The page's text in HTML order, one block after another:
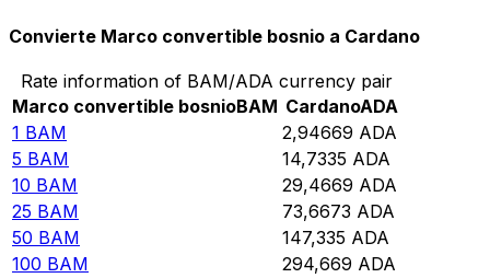
Convierte Marco convertible bosnio a Cardano
Rate information of BAM/ADA currency pair
Marco convertible bosnioBAM CardanoADA
1 BAM 2,94669 ADA
5 BAM 14,7335 ADA
10 BAM 29,4669 ADA
25 BAM 73,6673 ADA
50 BAM 147,335 ADA
100 BAM 294,669 ADA